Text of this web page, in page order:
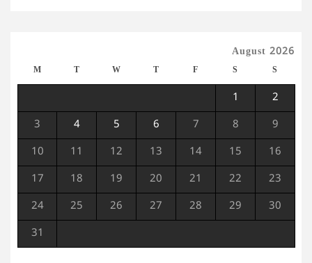
August 2026
M T W T F S S
1 2
3 4 5 6 7 8 9
10 11 12 13 14 15 16
17 18 19 20 21 22 23
24 25 26 27 28 29 30
31